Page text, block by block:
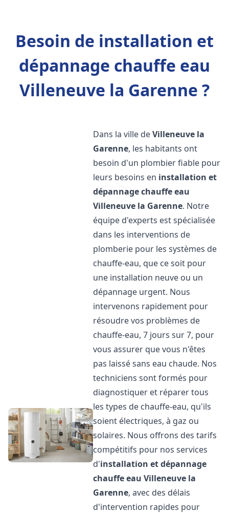
Besoin de installation et
dépannage chauffe eau
Villeneuve la Garenne ?
Dans la ville deVilleneuve la
Garenne, les habitants ont
besoin d'un plombier fiable pour
leurs besoins en installation et
dépannage chauffe eau
Villeneuve la Garenne. Notre
équipe d'experts est spécialisée
dans les interventions de
plomberie pour les systèmes de
chauffe-eau, que ce soit pour
une installation neuve ou un
dépannage urgent. Nous
intervenons rapidement pour
résoudre vos problèmes de
chauffe-eau, 7 jours sur 7, pour
vous assurer que vous n'êtes
pas laissé sans eau chaude. Nos
techniciens sont formés pour
diagnostiquer et réparer tous
les types de chauffe-eau, qu'ils
soient électriques, à gaz ou
solaires. Nous offrons des tarifs
compétitifs pour nos services
d'installation et dépannage
chauffe eau Villeneuve la
Garenne, avec des délais
d'intervention rapides pour